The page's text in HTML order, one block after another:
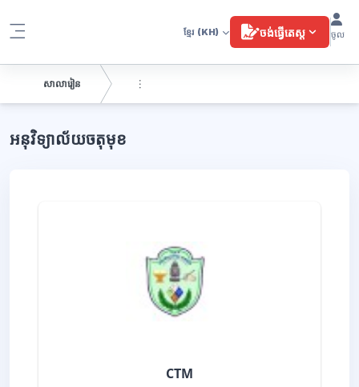
ខ្មែរ (KH) ចង់ធ្វើតេស្ត ចូល
ប្លុក
អនុវិទ្យាល័យចតុមុខ
សាលារៀន
CTM